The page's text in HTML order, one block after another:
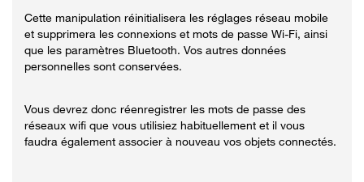
Cette manipulation réinitialisera les réglages réseau mobile
et supprimera les connexions et mots de passe Wi-Fi, ainsi
que les paramètres Bluetooth. Vos autres données
personnelles sont conservées.
Vous devrez donc réenregistrer les mots de passe des
réseaux wifi que vous utilisiez habituellement et il vous
faudra également associer à nouveau vos objets connectés.